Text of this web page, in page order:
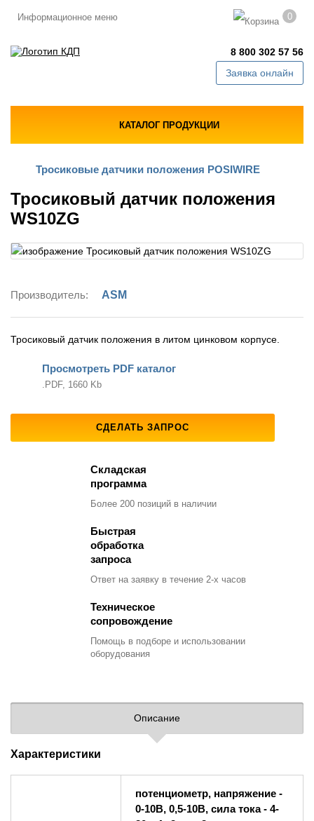
Информационное меню 0
8 800 302 57 56
Заявка онлайн
КАТАЛОГ ПРОДУКЦИИ
Тросиковые датчики положения POSIWIRE
Тросиковый датчик положения
WS10ZG
Производитель: ASM
Тросиковый датчик положения в литом цинковом корпусе.
Просмотреть PDF каталог
.PDF, 1660 Kb
СДЕЛАТЬ ЗАПРОС
Складская
программа
Более 200 позиций в наличии
Быстрая
обработка
запроса
Ответ на заявку в течение 2-х часов
Техническое
сопровождение
Помощь в подборе и использовании
оборудования
Описание
Характеристики
потенциометр, напряжение -
0-10В, 0,5-10В, сила тока - 4-